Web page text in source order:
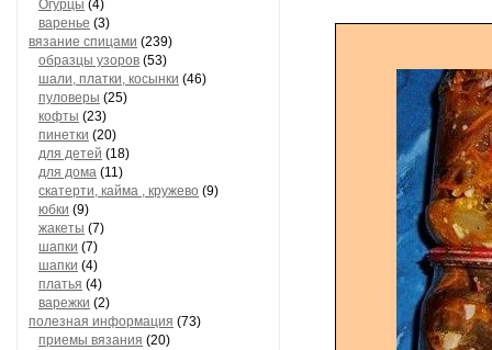
Огурцы (4)
варенье (3)
вязание спицами (239)
образцы узоров (53)
шали, платки, косынки (46)
пуловеры (25)
кофты (23)
пинетки (20)
для детей (18)
для дома (11)
скатерти, кайма , кружево (9)
юбки (9)
жакеты (7)
шапки (7)
шапки (4)
платья (4)
варежки (2)
полезная информация (73)
приемы вязания (20)